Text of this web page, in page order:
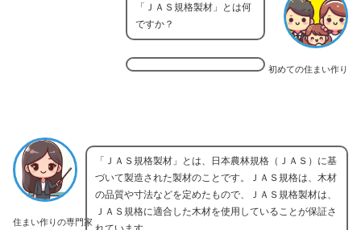
初めての住まい作り
「ＪＡＳ規格製材」とは何
ですか？
住まい作りの専門家
「ＪＡＳ規格製材」とは、日本農林規格（ＪＡＳ）に基
づいて製造された製材のことです。ＪＡＳ規格は、木材
の品質や寸法などを定めたもので、ＪＡＳ規格製材は、
ＪＡＳ規格に適合した木材を使用していることが保証さ